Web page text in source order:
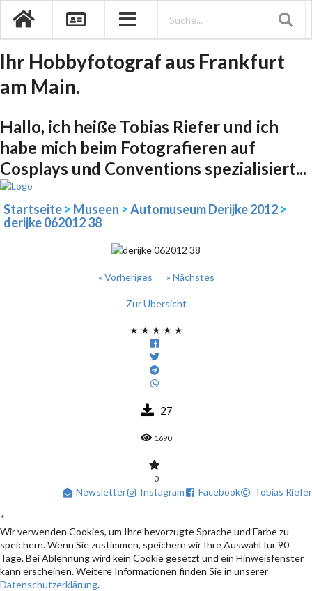
Ihr Hobbyfotograf aus Frankfurt
am Main.
Hallo, ich heiße Tobias Riefer und ich
habe mich beim Fotografieren auf
Cosplays und Conventions spezialisiert...
Startseite > Museen >Automuseum Derijke 2012 >
derijke 062012 38
« Vorheriges » Nächstes
Zur Übersicht
★ ★ ★ ★ ★
27
1690
0
Newsletter Instagram Facebook Tobias Riefer
*
Wir verwenden Cookies, um Ihre bevorzugte Sprache und Farbe zu
speichern. Wenn Sie zustimmen, speichern wir Ihre Auswahl für 90
Tage. Bei Ablehnung wird kein Cookie gesetzt und ein Hinweisfenster
kann erscheinen. Weitere Informationen finden Sie in unserer
Datenschutzerklärung.